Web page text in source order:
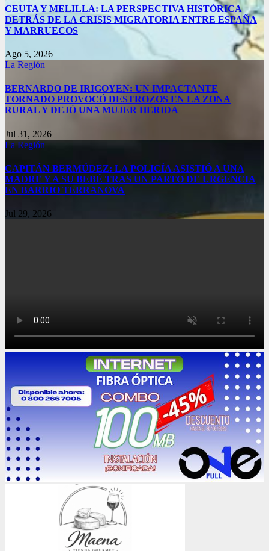
CEUTA Y MELILLA: LA PERSPECTIVA HISTÓRICA
DETRÁS DE LA CRISIS MIGRATORIA ENTRE ESPAÑA
Y MARRUECOS
Ago 5, 2026
La Región
BERNARDO DE IRIGOYEN: UN IMPACTANTE
TORNADO PROVOCÓ DESTROZOS EN LA ZONA
RURAL Y DEJÓ UNA MUJER HERIDA
Jul 31, 2026
La Región
CAPITÁN BERMÚDEZ: LA POLICÍA ASISTIÓ A UNA
MADRE Y A SU BEBÉ TRAS UN PARTO DE URGENCIA
EN BARRIO TERRANOVA
Jul 29, 2026